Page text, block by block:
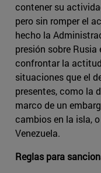
contener su
pero sin romper el
hecho la
presión sobre
confrontar la
situaciones que el
presentes, como la
marco de un
cambios en la isla,
Venezuela.
Reglas para